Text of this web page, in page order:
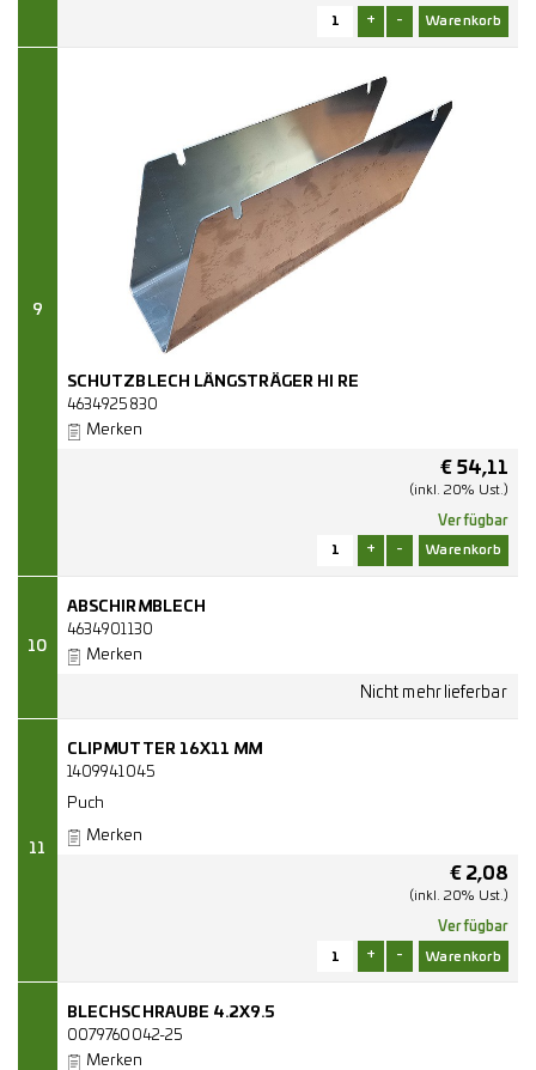
+ -
9
SCHUTZBLECH LÄNGSTRÄGER HI RE
4634925830
Merken
€ 54,11
(inkl. 20% Ust.)
Verfügbar
+ -
10
ABSCHIRMBLECH
4634901130
Merken
11
CLIPMUTTER 16X11 MM
1409941045
Puch
Merken
€ 2,08
(inkl. 20% Ust.)
Verfügbar
+ -
BLECHSCHRAUBE 4.2X9.5
0079760042-25
Merken